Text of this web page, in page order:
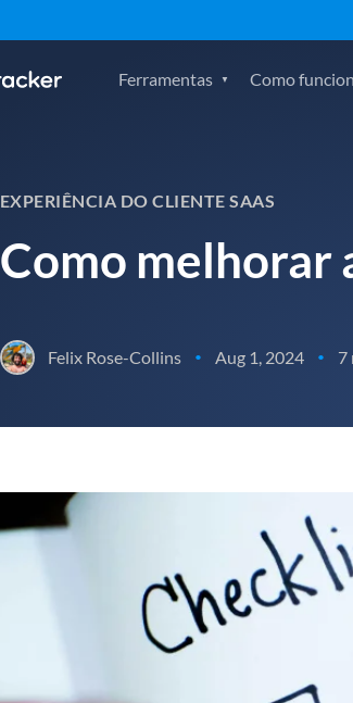
Ferramentas Como
EXPERIÊNCIA DO CLIENTE SAAS
Como melhorar
Felix Rose-Collins • Aug 1, 2024 • 7